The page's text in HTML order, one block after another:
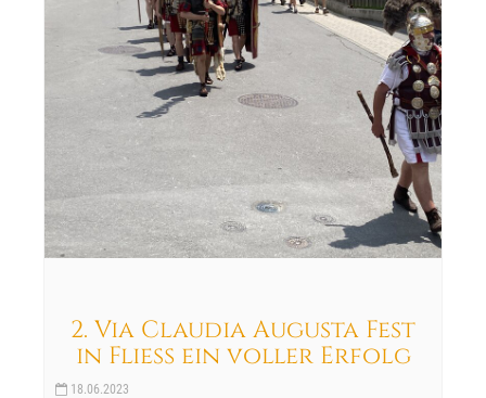
2. Via Claudia Augusta Fest
in Fließ ein voller Erfolg
18.06.2023